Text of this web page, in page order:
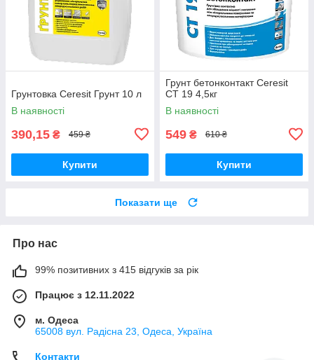
Грунтовка Ceresit Грунт 10 л
В наявності
390,15 ₴ 459 ₴
Купити
Грунт бетонконтакт Ceresit
CT 19 4,5кг
В наявності
549 ₴ 610 ₴
Купити
Показати ще
Про нас
99% позитивних з 415 відгуків за рік
Працює з 12.11.2022
м. Одеса
65008 вул. Радісна 23, Одеса, Україна
Контакти